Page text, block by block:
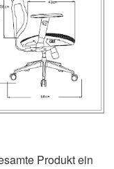
Produkt ein